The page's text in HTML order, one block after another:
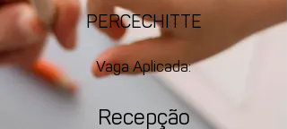
PERCECHITTE
Vaga Aplicada:
Recepção